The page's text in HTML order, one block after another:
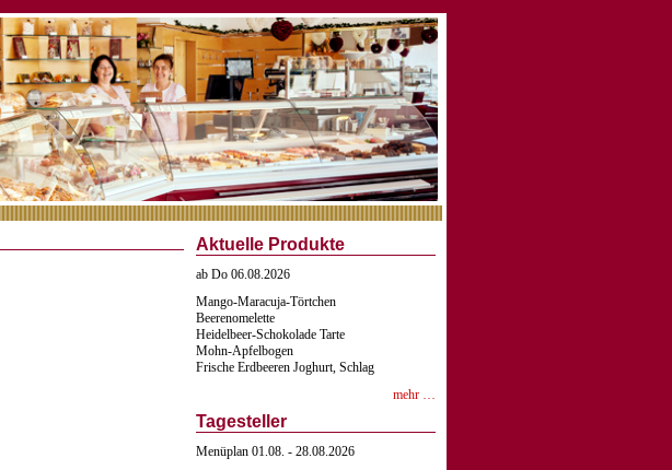
Aktuelle Produkte
ab Do 06.08.2026
Mango-Maracuja-Törtchen
Beerenomelette
Heidelbeer-Schokolade Tarte
Mohn-Apfelbogen
Frische Erdbeeren Joghurt, Schlag
mehr …
Tagesteller
Menüplan 01.08. - 28.08.2026